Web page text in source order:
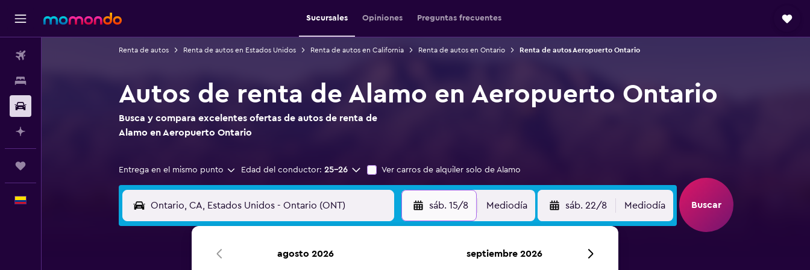
Sucursales Opiniones Preguntas frecuentes
Renta de autos Renta de autos en Estados Unidos Renta de autos en California Renta de autos en Ontario Renta de autos Aeropuerto Ontario
Autos de renta de Alamo en Aeropuerto Ontario
Busca y compara excelentes ofertas de autos de renta de
Alamo en Aeropuerto Ontario
Entrega en el mismo punto Edad del conductor: 25-26 Ver carros de alquiler solo de Alamo
sáb. 15/8 Mediodía sáb. 22/8 Mediodía Buscar
agosto 2026 septiembre 2026